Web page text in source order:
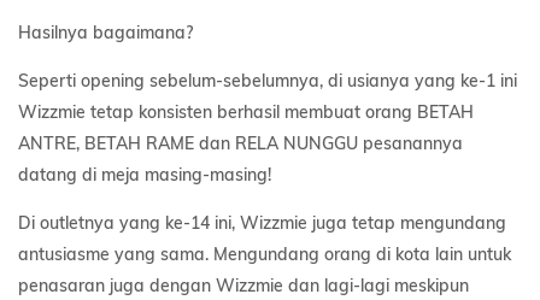
Hasilnya bagaimana?
Seperti opening sebelum-sebelumnya, di usianya yang ke-1 ini
Wizzmie tetap konsisten berhasil membuat orang BETAH
ANTRE, BETAH RAME dan RELA NUNGGU pesanannya
datang di meja masing-masing!
Di outletnya yang ke-14 ini, Wizzmie juga tetap mengundang
antusiasme yang sama. Mengundang orang di kota lain untuk
penasaran juga dengan Wizzmie dan lagi-lagi meskipun